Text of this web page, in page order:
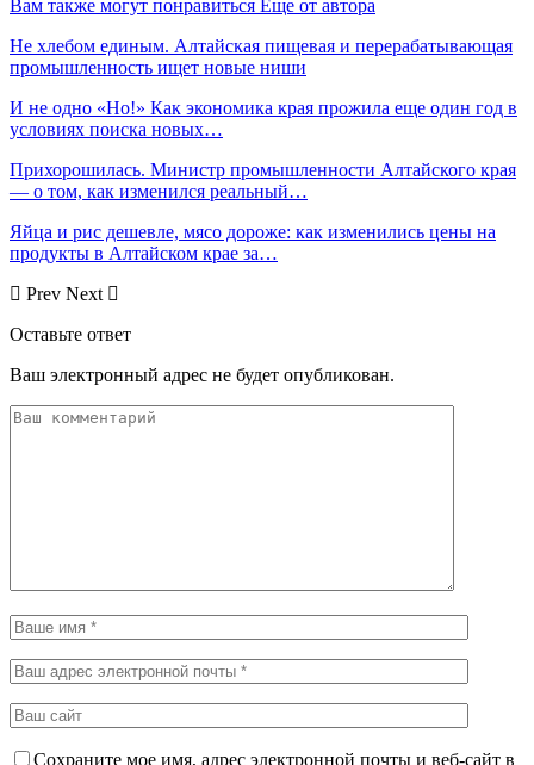
Вам также могут понравиться Еще от автора
Не хлебом единым. Алтайская пищевая и перерабатывающая
промышленность ищет новые ниши
И не одно «Но!» Как экономика края прожила еще один год в
условиях поиска новых…
Прихорошилась. Министр промышленности Алтайского края
— о том, как изменился реальный…
Яйца и рис дешевле, мясо дороже: как изменились цены на
продукты в Алтайском крае за…
Prev Next
Оставьте ответ
Ваш электронный адрес не будет опубликован.
Сохраните мое имя, адрес электронной почты и веб-сайт в